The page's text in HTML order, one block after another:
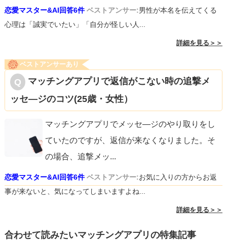
恋愛マスター&AI回答6件 ベストアンサー:男性が本名を伝えてくる
心理は「誠実でいたい」「自分が怪しい人...
詳細を見る＞＞
ベストアンサーあり
マッチングアプリで返信がこない時の追撃メ
ッセ―ジのコツ(25歳・女性）
マッチングアプリでメッセ―ジのやり取りをし
ていたのですが、返信が来なくなりました。そ
の場合、追撃メッ...
恋愛マスター&AI回答6件 ベストアンサー:お気に入りの方からお返
事が来ないと、気になってしまいますよね...
詳細を見る＞＞
合わせて読みたいマッチングアプリの特集記事